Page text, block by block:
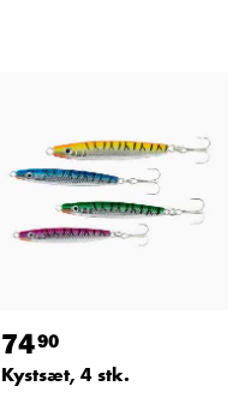
7490
Kystsæt, 4 stk.